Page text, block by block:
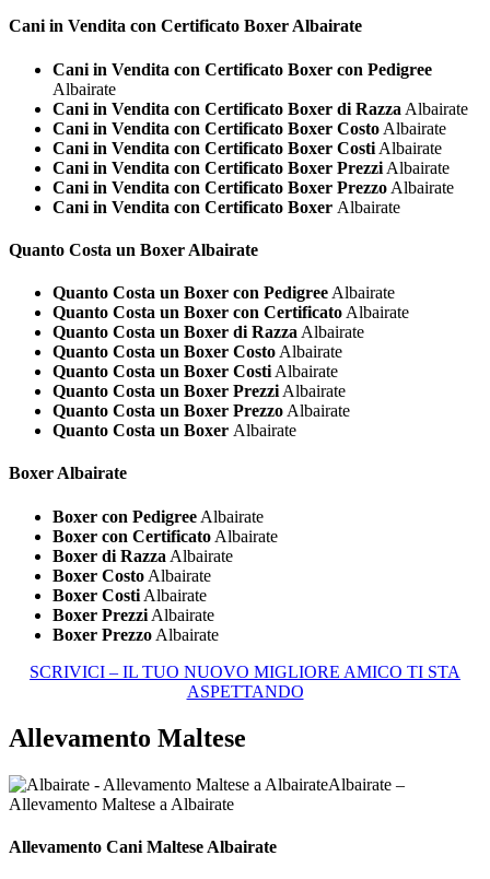
Cani in Vendita con Certificato Boxer Albairate
Cani in Vendita con Certificato Boxer con Pedigree
Albairate
Cani in Vendita con Certificato Boxer di Razza Albairate
Cani in Vendita con Certificato Boxer Costo Albairate
Cani in Vendita con Certificato Boxer Costi Albairate
Cani in Vendita con Certificato Boxer Prezzi Albairate
Cani in Vendita con Certificato Boxer Prezzo Albairate
Cani in Vendita con Certificato Boxer Albairate
Quanto Costa un Boxer Albairate
Quanto Costa un Boxer con Pedigree Albairate
Quanto Costa un Boxer con Certificato Albairate
Quanto Costa un Boxer di Razza Albairate
Quanto Costa un Boxer Costo Albairate
Quanto Costa un Boxer Costi Albairate
Quanto Costa un Boxer Prezzi Albairate
Quanto Costa un Boxer Prezzo Albairate
Quanto Costa un Boxer Albairate
Boxer Albairate
Boxer con Pedigree Albairate
Boxer con Certificato Albairate
Boxer di Razza Albairate
Boxer Costo Albairate
Boxer Costi Albairate
Boxer Prezzi Albairate
Boxer Prezzo Albairate
SCRIVICI – IL TUO NUOVO MIGLIORE AMICO TI STA
ASPETTANDO
Allevamento Maltese
Albairate –
Allevamento Maltese a Albairate
Allevamento Cani Maltese Albairate